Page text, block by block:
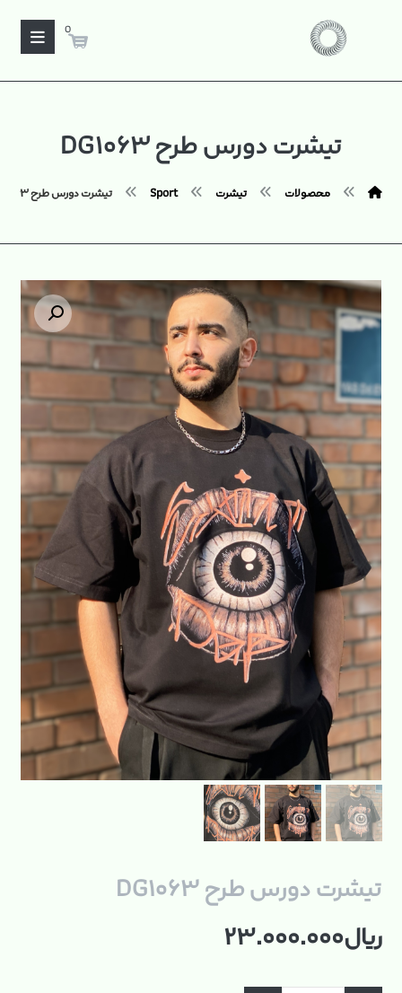
0
تیشرت دورس طرح DG۱۰۶۳
محصولات تیشرت Sport تیشرت دورس طرح DG۱۰۶۳
بزرگنمایی تصویر
تیشرت دورس طرح DG۱۰۶۳
ریال۲۳.۰۰۰.۰۰۰